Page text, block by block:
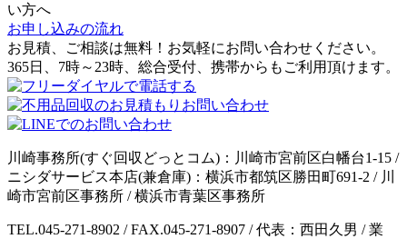
い方へ
お申し込みの流れ
お見積、ご相談は無料！お気軽にお問い合わせください。
365日、7時～23時、総合受付、携帯からもご利用頂けます。
川崎事務所(すぐ回収どっとコム)：川崎市宮前区白幡台1-15 /
ニシダサービス本店(兼倉庫)：横浜市都筑区勝田町691-2 / 川
崎市宮前区事務所 / 横浜市青葉区事務所
TEL.045-271-8902 / FAX.045-271-8907 / 代表：西田久男 / 業